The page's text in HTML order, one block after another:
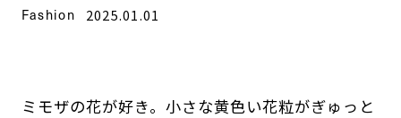
Fashion 2025.01.01
ミモザの花が好き。小さな黄色い花粒がぎゅっと